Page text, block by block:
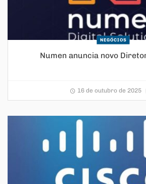
NEGÓCIOS
Numen anuncia novo
16 de outubro de 2025